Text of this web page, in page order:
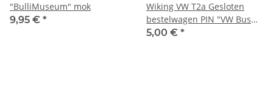
"BulliMuseum" mok
9,95 € *
Wiking VW T2a Gesloten
bestelwagen PIN "VW Bus
Museum"
5,00 € *